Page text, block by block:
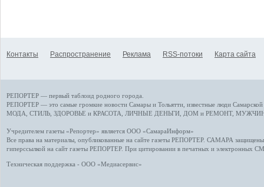
Контакты Распространение Реклама RSS-потоки Карта сайта
РЕПОРТЕР — первый таблоид родного города.
РЕПОРТЕР — это самые громкие новости Самары и Тольятти, известные люди
МОДА, СТИЛЬ ЗДОРОВЬЕ и КРАСОТА ЛИЧНЫЕ ДЕНЬГИ ДОМ и РЕМОНТ,
Учредителем газеты «Репортер» является ООО «СамараИнформ»
Все права на материалы, опубликованные на сайте газеты РЕПОРТЕР. САМАРА защищены.
гиперссылкой на сайт газеты РЕПОРТЕР. При цитировании в печатных и электронных
Техническая поддержка - ООО «Медиасервис»